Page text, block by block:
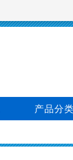
产品分类